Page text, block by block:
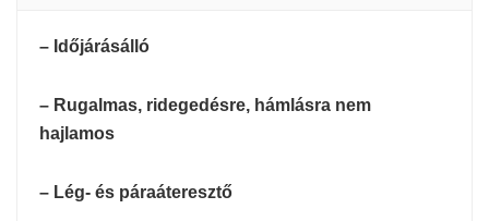
– Időjárásálló
– Rugalmas, ridegedésre, hámlásra nem
hajlamos
– Lég- és páraáteresztő